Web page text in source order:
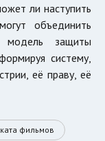
ли наступить
объединить
модель защиты
систему,
её праву, её
фильмов